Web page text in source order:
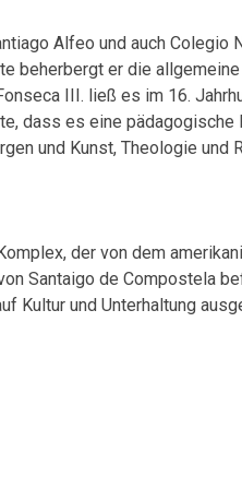
Alfeo und auch Colegio
beherbergt er die
III. ließ es im 16.
dass es eine pädagogische
und Kunst, Theologie und
der von dem
Santaigo de Compostela
Kultur und Unterhaltung